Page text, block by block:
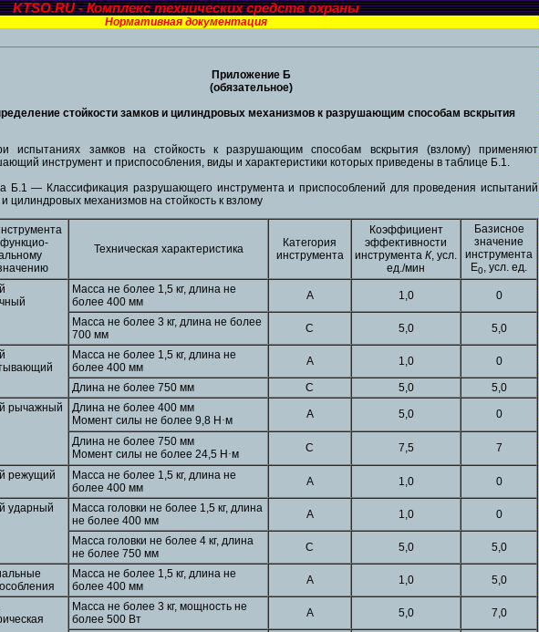
KTSO.RU - Комплекс технических средств охраны
Нормативная документация
Приложение Б
(обязательное)
стойкости замков и цилиндровых механизмов к разрушающим способам вскрытия
испытаниях замков на стойкость к разрушающим способам вскрытия (взлому) применяют
инструмент и приспособления, виды и характеристики которых приведены в таблице Б.1.
Б.1 — Классификация разрушающего инструмента и приспособлений для проведения испытаний
и цилиндровых механизмов на стойкость к взлому
Техническая характеристика
Категория
инструмента
Коэффициент
эффективности
инструмента К, усл.
ед./мин
Базисное
значение
инструмента
Е0, усл. ед.
Масса не более 1,5 кг, длина не
более 400 мм
А 1,0 0
Масса не более 3 кг, длина не более
700 мм
С 5,0 5,0
Масса не более 1,5 кг, длина не
более 400 мм
А 1,0 0
Длина не более 750 мм С 5,0
5,0
рычажный
Длина не более 400 мм
Момент силы не более 9,8 Н ·м А 5,0 0
Длина не более 750 мм
Момент силы не более 24,5 Н ·м С 7,5 7
режущий
Масса не более 1,5 кг, длина не
более 400 мм
А 1,0 0
ударный
Масса головки не более 1,5 кг, длина
не более 400 мм
А 1,0 0
Масса головки не более 4 кг, длина
не более 750 мм
С 5,0 5,0
Масса не более 1,5 кг, длина не
более 400 мм
А 1,0 5,0
Масса не более 3 кг, мощность не
более 500 Вт
А 5,0 7,0